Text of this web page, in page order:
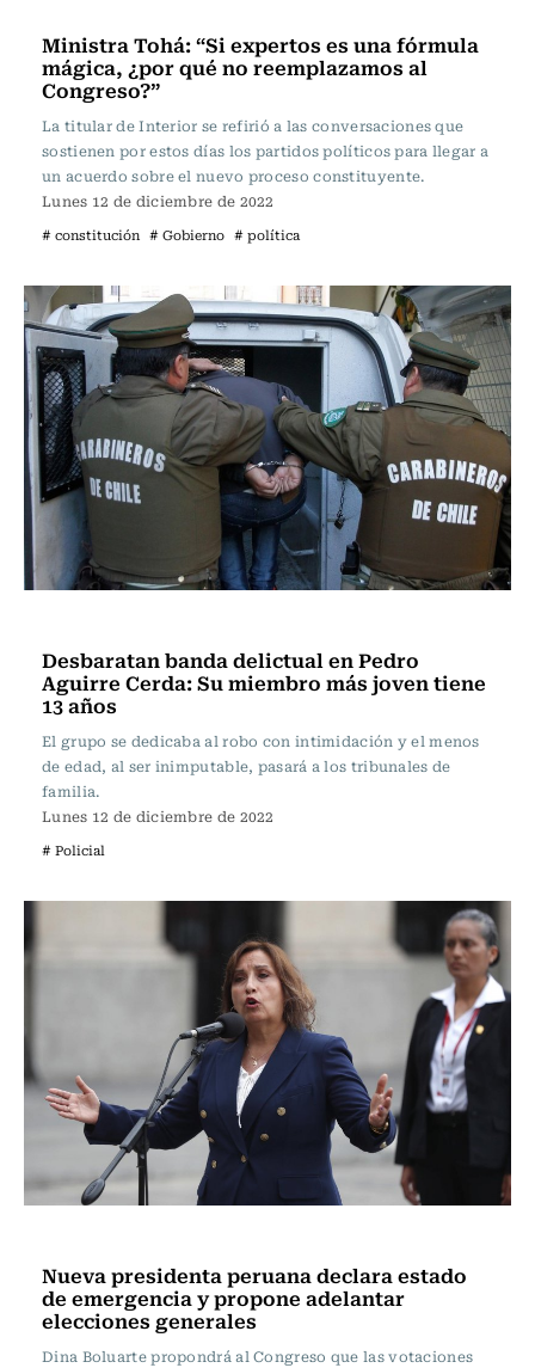
Ministra Tohá: “Si expertos es una fórmula
mágica, ¿por qué no reemplazamos al
Congreso?”
La titular de Interior se refirió a las conversaciones que
sostienen por estos días los partidos políticos para llegar a
un acuerdo sobre el nuevo proceso constituyente.
Lunes 12 de diciembre de 2022
# constitución # Gobierno # política
Desbaratan banda delictual en Pedro
Aguirre Cerda: Su miembro más joven tiene
13 años
El grupo se dedicaba al robo con intimidación y el menos
de edad, al ser inimputable, pasará a los tribunales de
familia.
Lunes 12 de diciembre de 2022
# Policial
Nueva presidenta peruana declara estado
de emergencia y propone adelantar
elecciones generales
Dina Boluarte propondrá al Congreso que las votaciones